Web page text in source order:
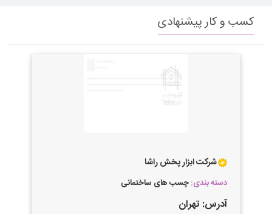
کسب و کار پیشنهادی
شرکت ابزار پخش راشا
دسته بندی:چسب های ساختمانی
آدرس: تهران